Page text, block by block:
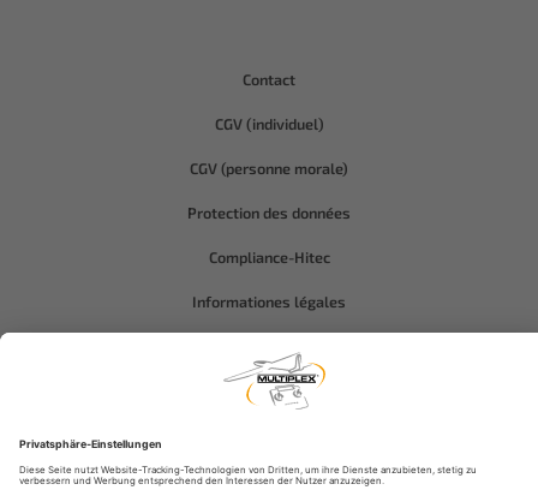
Contact
CGV (individuel)
CGV (personne morale)
Protection des données
Compliance-Hitec
Informationes légales